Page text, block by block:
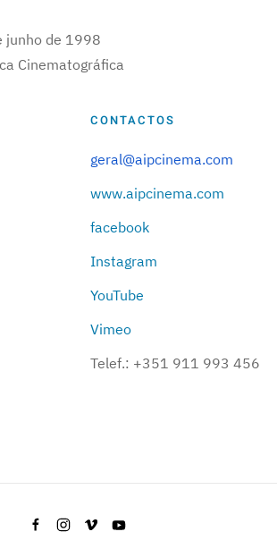
junho de 1998
Cinematográfica
CONTACTOS
geral@aipcinema.com
www.aipcinema.com
facebook
Instagram
YouTube
Vimeo
Telef.: +351 911 993 456